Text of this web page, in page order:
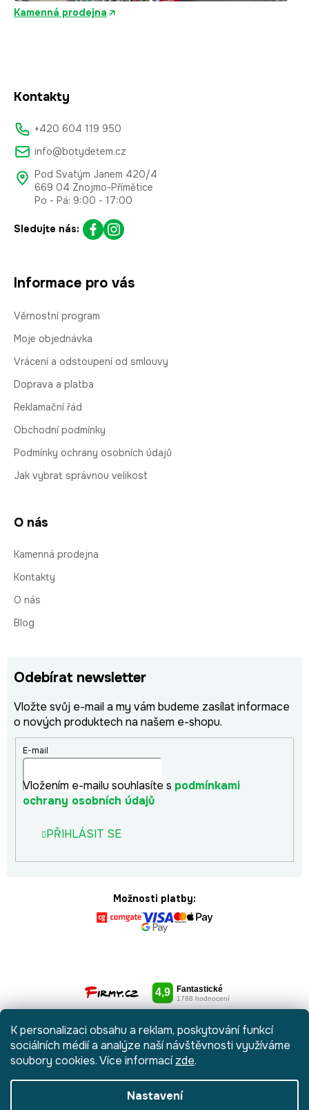
K personalizaci obsahu a reklam, poskytování funkcí
sociálních médií a analýze naší návštěvnosti využíváme
soubory cookies. Více informacízde.
Nastavení
Kamenná prodejna
Kontakty
+420 604 119 950
info@botydetem.cz
Pod Svatým Janem 420/4
669 04 Znojmo-Přímětice
Po - Pá: 9:00 - 17:00
Sledujte nás:
Informace pro vás
Věrnostní program
Moje objednávka
Vrácení a odstoupení od smlouvy
Doprava a platba
Reklamační řád
Obchodní podmínky
Podmínky ochrany osobních údajů
Jak vybrat správnou velikost
O nás
Kamenná prodejna
Kontakty
O nás
Blog
Odebírat newsletter
Vložte svůj e-mail a my vám budeme zasílat informace
o nových produktech na našem e-shopu.
E-mail
Vložením e-mailu souhlasíte s podmínkami
ochrany osobních údajů
PŘIHLÁSIT SE
Možnosti platby: